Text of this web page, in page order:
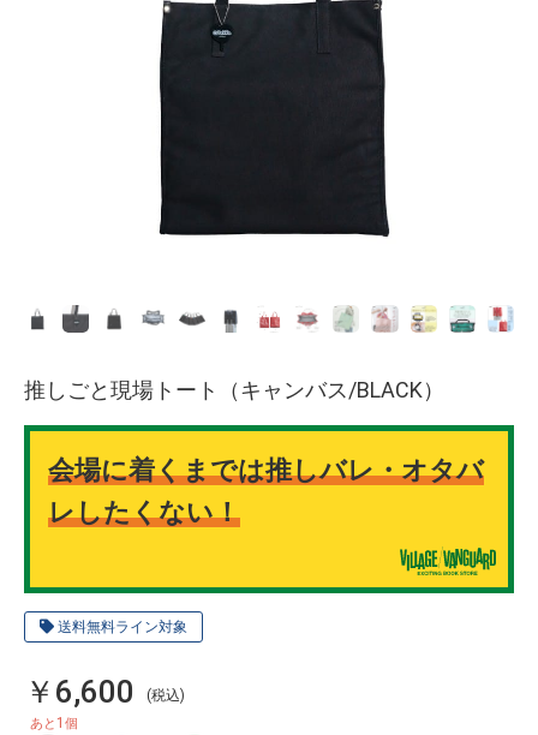
送料無料ライン対象
推しごと現場トート（キャンバス/BLACK）
会場に着くまでは推しバレ・オタバ
レしたくない！
￥6,600 (税込)
あと 1 個